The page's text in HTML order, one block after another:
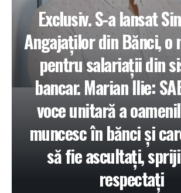
Exclusiv. S-a lansat
Angajaților din Bănci, o
pentru salariații din
bancar. Marian Ilie:
voce unitară a
muncesc în bănci și
să fie ascultați,
respectați